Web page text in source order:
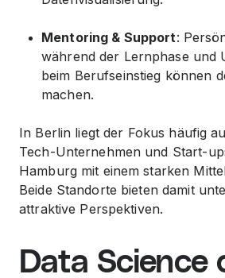
Mentoring & Support:
während der Lernphase und
beim Berufseinstieg können
machen.
In Berlin liegt der Fokus häufig
Tech-Unternehmen und Start-
Hamburg mit einem starken
Beide Standorte bieten damit
attraktive Perspektiven.
Data Science